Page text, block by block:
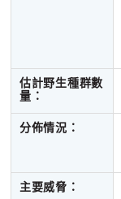
估計野生種群數
量：
分佈情況：
主要威脅：